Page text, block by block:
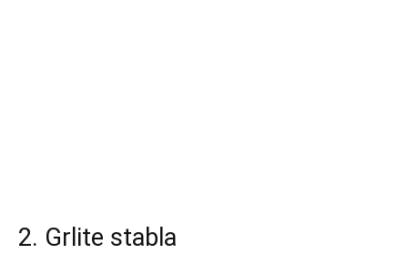
2. Grlite stabla